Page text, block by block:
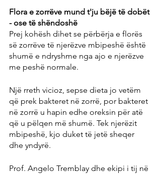
Flora e zorrëve mund t'ju bëjë të dobët
- ose të shëndoshë
Prej kohësh dihet se përbërja e florës
së zorrëve të njerëzve mbipeshë është
shumë e ndryshme nga ajo e njerëzve
me peshë normale.
Një rreth vicioz, sepse dieta jo vetëm
që prek bakteret në zorrë, por bakteret
në zorrë u hapin edhe oreksin për atë
që u pëlqen më shumë. Tek njerëzit
mbipeshë, kjo duket të jetë sheqer
dhe yndyrë.
Prof. Angelo Tremblay dhe ekipi i tij në